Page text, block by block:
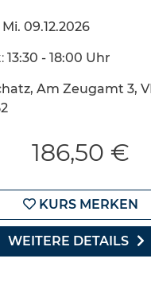
Mi. 09.12.2026
13:30 - 18:00 Uhr
Am Zeugamt 3,
186,50 €
KURS MERKEN
WEITERE DETAILS